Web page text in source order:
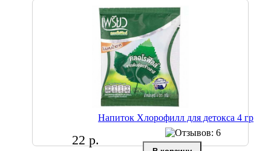
Напиток Хлорофилл для детокса 4 гр
22 р.